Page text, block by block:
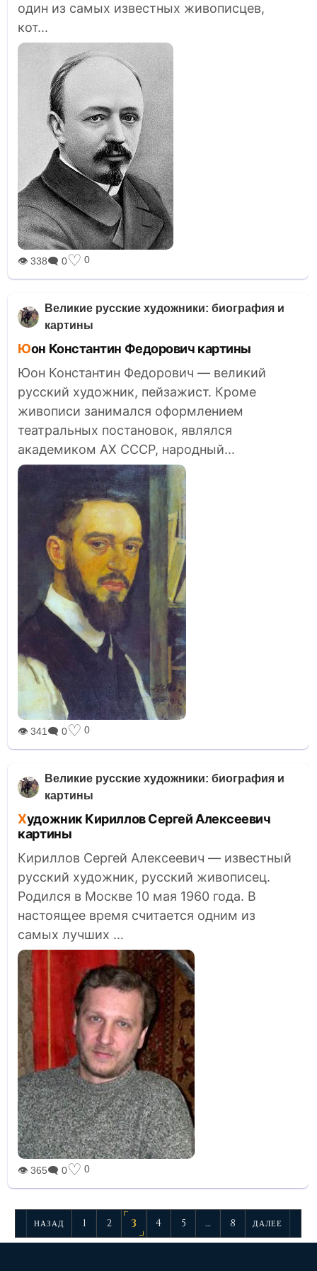
один из самых известных живописцев,
кот...
👁 338🗨 0♡ 0
Великие русские художники: биография и
картины
Юон Константин Федорович картины
Юон Константин Федорович — великий
русский художник, пейзажист. Кроме
живописи занимался оформлением
театральных постановок, являлся
академиком АХ СССР, народный...
👁 341 🗨 0♡ 0
Великие русские художники: биография и
картины
Художник Кириллов Сергей Алексеевич
картины
Кириллов Сергей Алексеевич — известный
русский художник, русский живописец.
Родился в Москве 10 мая 1960 года. В
настоящее время считается одним из
самых лучших ...
👁 365🗨 0♡ 0
НАЗАД 1 2 3 4 5 … 8 ДАЛЕЕ